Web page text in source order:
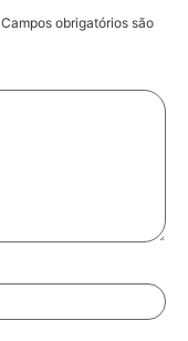
Campos obrigatórios são